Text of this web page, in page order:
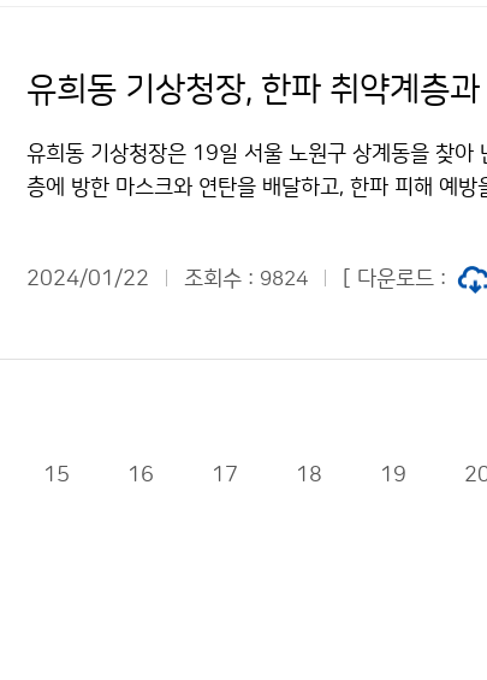
유희동 기상청장, 한파 취약계층
유희동 기상청장은 19일 서울 노원구 상계동을 찾아
층에 방한 마스크와 연탄을 배달하고, 한파 피해 예
2024/01/22 조회수 : 9824 [ 다운로드 :
15 16 17 18 19